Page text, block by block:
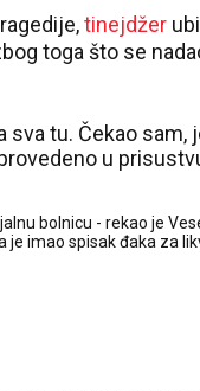
tinejdžer
toga što se
sva tu. Čekao
u
bolnicu - rekao je
je imao spisak đaka za